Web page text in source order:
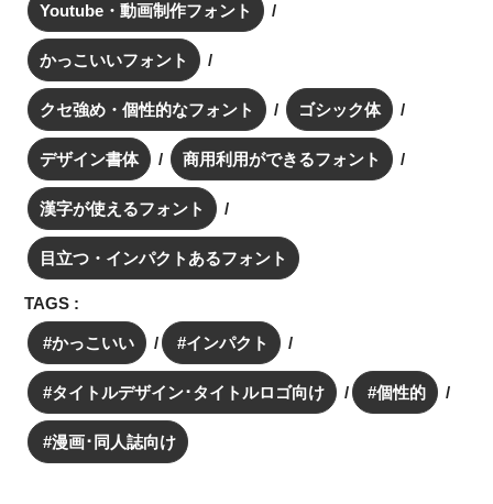
Youtube・動画制作フォント
かっこいいフォント
クセ強め・個性的なフォント ゴシック体
デザイン書体 商用利用ができるフォント
漢字が使えるフォント
目立つ・インパクトあるフォント
TAGS :
かっこいい インパクト
タイトルデザイン･タイトルロゴ向け 個性的
漫画･同人誌向け